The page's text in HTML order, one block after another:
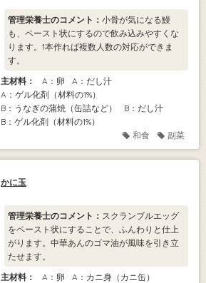
管理栄養士のコメント： 小骨が気になる鰻
も、ペースト状にするので飲み込みやすくな
ります。1本作れば複数人数の対応ができま
す。
主材料：
A：卵
A：だし汁
A：ゲル化剤（材料の1%）
B：うなぎの蒲焼（缶詰など）
B：だし汁
B：ゲル化剤（材料の1%）
和食
副菜
かに玉
管理栄養士のコメント： スクランブルエッグ
をペースト状にすることで、ふんわりと仕上
がります。中華あんのゴマ油が風味を引き立
たせます。
主材料：
A：卵
A：カニ身（カニ缶）